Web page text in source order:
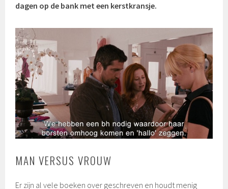
dagen op de bank met een kerstkransje.
MAN VERSUS VROUW
Er zijn al vele boeken over geschreven en houdt menig